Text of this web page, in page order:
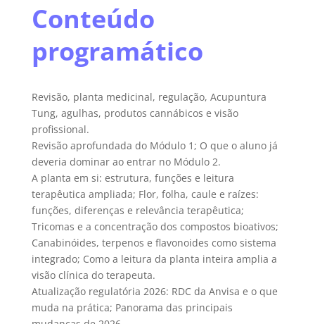
Conteúdo
programático
Revisão, planta medicinal, regulação, Acupuntura
Tung, agulhas, produtos cannábicos e visão
profissional.
Revisão aprofundada do Módulo 1; O que o aluno já
deveria dominar ao entrar no Módulo 2.
A planta em si: estrutura, funções e leitura
terapêutica ampliada; Flor, folha, caule e raízes:
funções, diferenças e relevância terapêutica;
Tricomas e a concentração dos compostos bioativos;
Canabinóides, terpenos e flavonoides como sistema
integrado; Como a leitura da planta inteira amplia a
visão clínica do terapeuta.
Atualização regulatória 2026: RDC da Anvisa e o que
muda na prática; Panorama das principais